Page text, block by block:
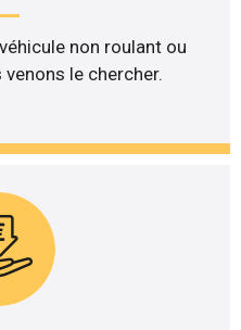
non roulant ou
le chercher.